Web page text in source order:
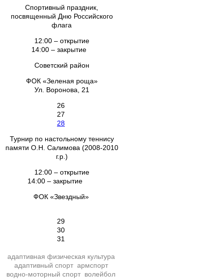
Спортивный праздник,
посвященный Дню Российского
флага
12:00 – открытие
14:00 – закрытие
Советский район
ФОК «Зеленая роща»
Ул. Воронова, 21
26
27
28
Турнир по настольному теннису
памяти О.Н. Салимова (2008-2010
г.р.)
12:00 – открытие
14:00 – закрытие
ФОК «Звездный»
29
30
31
адаптивная физическая культура
адаптивный спорт армспорт
водно-моторный спорт волейбол